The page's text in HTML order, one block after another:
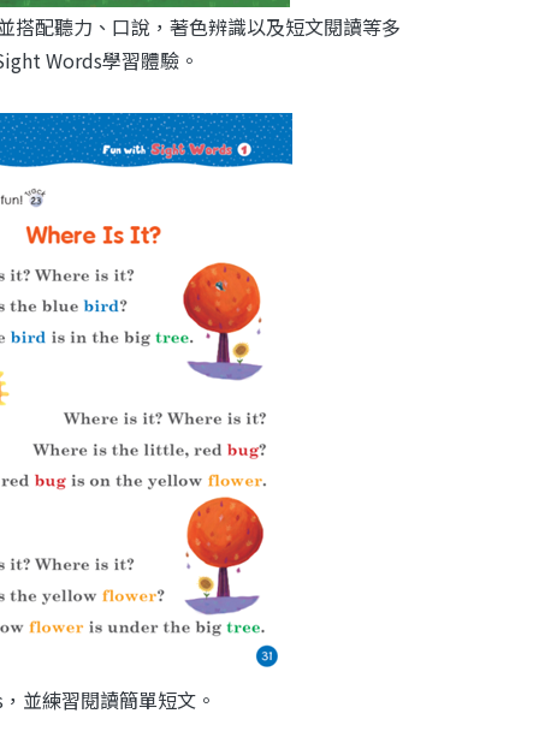
搭配聽力、口說，著色辨識以及短文閱讀等多
Words學習體驗。
並練習閱讀簡單短文。